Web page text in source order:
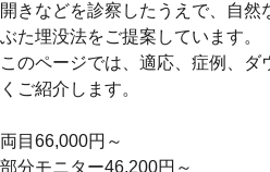
開きなどを診察したうえで、自然
ぶた埋没法をご提案しています。
このページでは、適応、症例、ダ
くご紹介します。
両目66,000円～
部分モニター46,200円～